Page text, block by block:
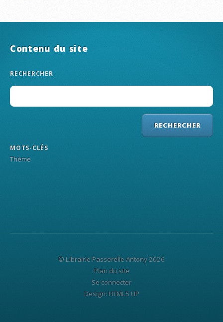
Contenu du site
RECHERCHER
MOTS-CLÉS
Thème
© Librairie Passerelle Antony 2026
Plan du site
Se connecter
Design: HTML5 UP